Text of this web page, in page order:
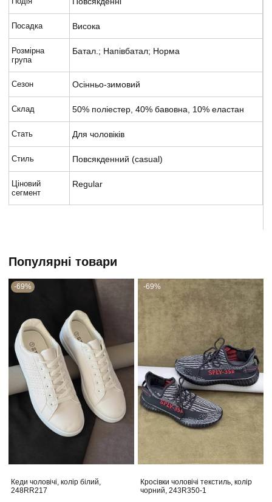
Посадка Висока
Розмірна
група
Батал.; Напівбатал; Норма
Сезон Осінньо-зимовий
Склад 50% поліестер, 40% бавовна, 10% еластан
Стать Для чоловіків
Стиль Повсякденний (casual)
Ціновий
сегмент
Regular
Популярні товари
-69%
Кеди чоловічі, колір білий,
248RR217
-69%
Кросівки чоловічі текстиль, колір
чорний, 243R350-1